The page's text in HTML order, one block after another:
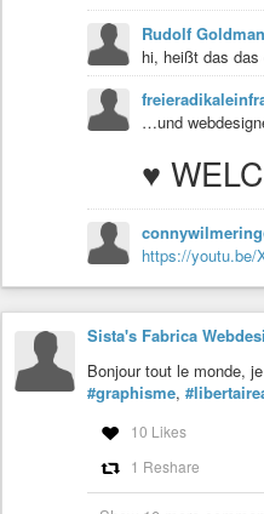
https://nitter.net/
Le Low-tech Lab
Le Low-tech Lab
boostant son
Rudolf Goldman
hi, heißt das
…und
♥
https://youtu.be/
Sista's Fabrica
Bonjour tout le monde,
#graphisme,
10 Likes
1 Reshare